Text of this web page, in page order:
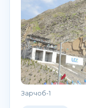
Зарчоб-1